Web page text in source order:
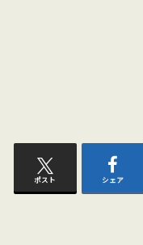
ポスト シェア